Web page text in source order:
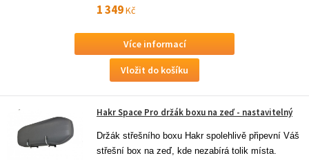
1 349Kč
Více informací
Hakr Space Pro držák boxu na zeď - nastavitelný
Držák střešního boxu Hakr spolehlivě připevní Váš
střešní box na zeď, kde nezabírá tolik místa.